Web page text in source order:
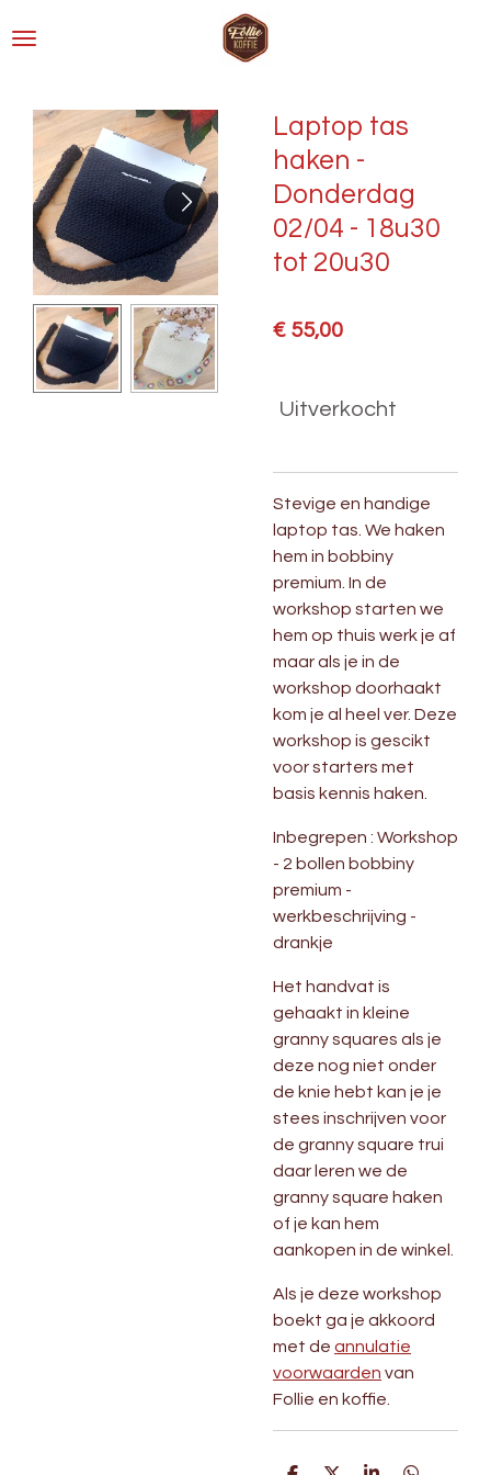
direct
hoofdinhoud
Laptop tas
haken -
Donderdag
02/04 - 18u30
tot 20u30
€ 55,00
Uitverkocht
Stevige en handige
laptop tas. We haken
hem in bobbiny
premium. In de
workshop starten we
hem op thuis werk je af
maar als je in de
workshop doorhaakt
kom je al heel ver. Deze
workshop is gescikt
voor starters met
basis kennis haken.
Inbegrepen : Workshop
- 2 bollen bobbiny
premium -
werkbeschrijving -
drankje
Het handvat is
gehaakt in kleine
granny squares als je
deze nog niet onder
de knie hebt kan je je
stees inschrijven voor
de granny square trui
daar leren we de
granny square haken
of je kan hem
aankopen in de winkel.
Als je deze workshop
boekt ga je akkoord
met de annulatie
voorwaarden van
Follie en koffie.